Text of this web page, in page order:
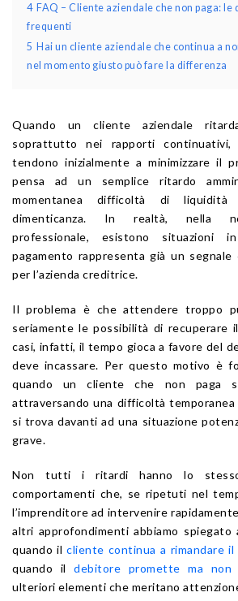
4 FAQ – Cliente aziendale che non paga: le
frequenti
5 Hai un cliente aziendale che continua a
nel momento giusto può fare la differenza
Quando un cliente aziendale
soprattutto nei rapporti continuativi,
tendono inizialmente a minimizzare il
pensa ad un semplice ritardo
momentanea difficoltà di
dimenticanza. In realtà, nella
professionale, esistono situazioni
pagamento rappresenta già un
per l’azienda creditrice.
Il problema è che attendere troppo
seriamente le possibilità di recuperare
casi, infatti, il tempo gioca a favore del
deve incassare. Per questo motivo è
quando un cliente che non paga
attraversando una difficoltà
si trova davanti ad una situazione
grave.
Non tutti i ritardi hanno lo
comportamenti che, se ripetuti nel
l’imprenditore ad intervenire
altri approfondimenti abbiamo spiegato
quando ilcliente continua a rimandare il
quando ildebitore promette ma non
ulteriori elementi che meritano